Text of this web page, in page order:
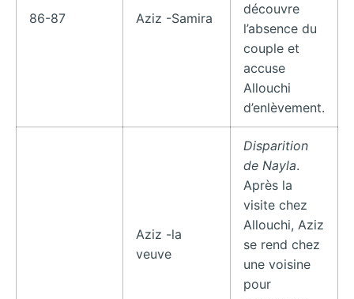
86-87 Aziz -Samira
découvre
l’absence du
couple et
accuse
Allouchi
d’enlèvement.
Aziz -la
veuve
Disparition
de Nayla.
Après la
visite chez
Allouchi, Aziz
se rend chez
une voisine
pour